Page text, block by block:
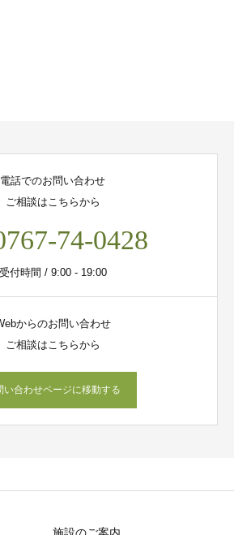
電話でのお問い合わせ
ご相談はこちらから
74-0428
受付時間 / 9:00 - 19:00
からのお問い合わせ
ご相談はこちらから
い合わせページに移動する
施設のご案内